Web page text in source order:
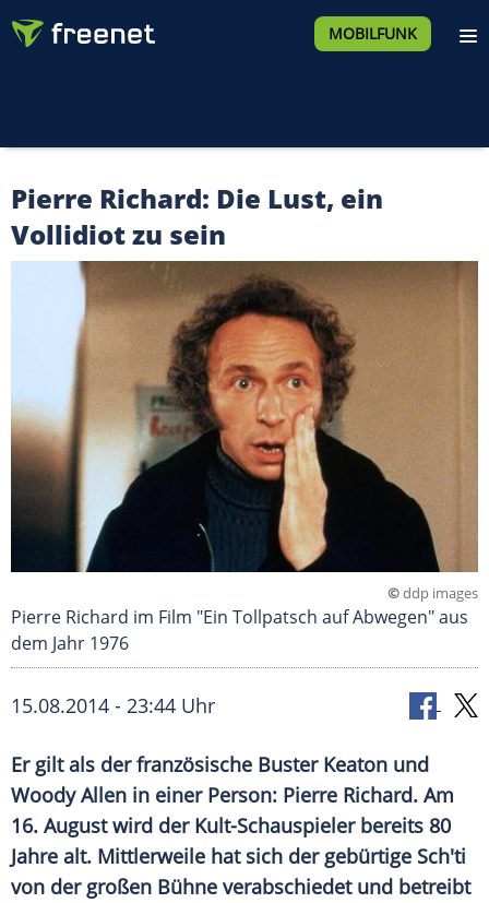
MOBILFUNK
Pierre Richard: Die Lust, ein
Vollidiot zu sein
©ddp images
Pierre Richard im Film "Ein Tollpatsch auf Abwegen" aus
dem Jahr 1976
15.08.2014 - 23:44 Uhr
Er gilt als der französische Buster Keaton und
Woody Allen in einer Person: Pierre Richard. Am
16. August wird der Kult-Schauspieler bereits 80
Jahre alt. Mittlerweile hat sich der gebürtige Sch'ti
von der großen Bühne verabschiedet und betreibt